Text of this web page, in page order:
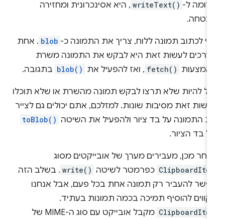
ל- writeText() , היא אסינכרונית ומחזירה
לכתוב תמונה ללוח, צריך את התמונה כ- blob . אחת
לעשות זאת היא לבקש את התמונה משרת
fetch() , ואז להפעיל את blob() בתגובה.
להיות שלא תרצו לבקש תמונה מהשרת או שלא תוכלו
זאת מסיבות שונות. למזלכם, אתם יכולים גם לצייר
התמונה על בד ציור ולהפעיל את השיטה toBlob()
בד הציור.
מכן, מעבירים מערך של אובייקטים מסוג
כפרמטר לשיטה write() . בשלב הזה
להעביר רק תמונה אחת בכל פעם, אבל אנחנו
להוסיף תמיכה בכמה תמונות בעתיד.
מקבל אובייקט עם סוג ה-MIME של